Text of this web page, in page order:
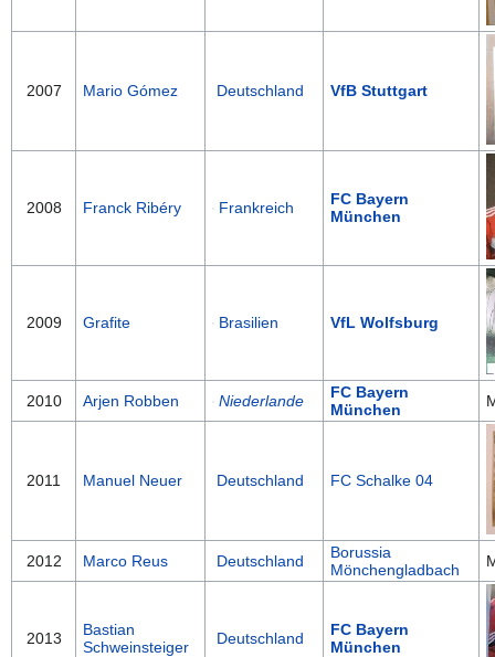
2007 Mario Gómez Deutschland VfB Stuttgart
2008 Franck Ribéry Frankreich
FC Bayern
München
2009 Grafite Brasilien VfL Wolfsburg
2010 Arjen Robben Niederlande
FC Bayern
München
2011 Manuel Neuer Deutschland FC Schalke 04
2012 Marco Reus Deutschland
Borussia
Mönchengladbach
2013
Bastian
Schweinsteiger
Deutschland
FC Bayern
München